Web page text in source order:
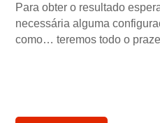
Para obter o resultado
necessária alguma
como… teremos todo o